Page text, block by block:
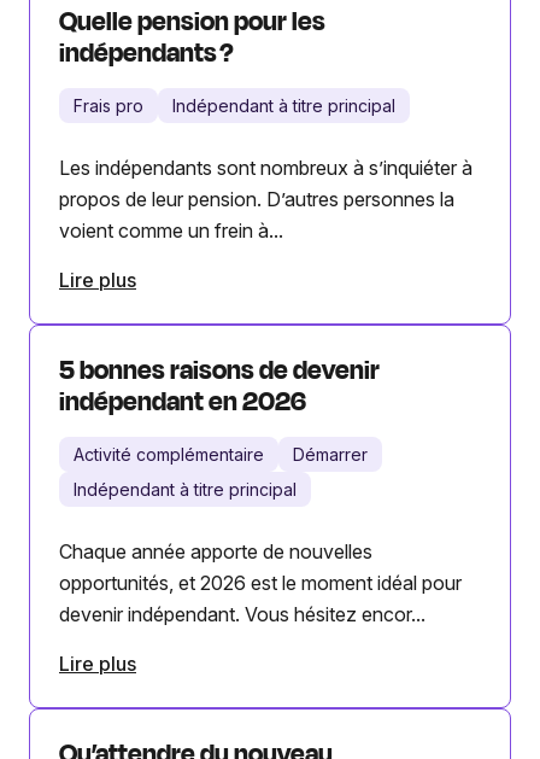
Quelle pension pour les
indépendants ?
Frais pro Indépendant à titre principal
Les indépendants sont nombreux à s’inquiéter à
propos de leur pension. D’autres personnes la
voient comme un frein à...
Lire plus
5 bonnes raisons de devenir
indépendant en 2026
Activité complémentaire
Démarrer
Indépendant à titre principal
Chaque année apporte de nouvelles
opportunités, et 2026 est le moment idéal pour
devenir indépendant. Vous hésitez encor...
Lire plus